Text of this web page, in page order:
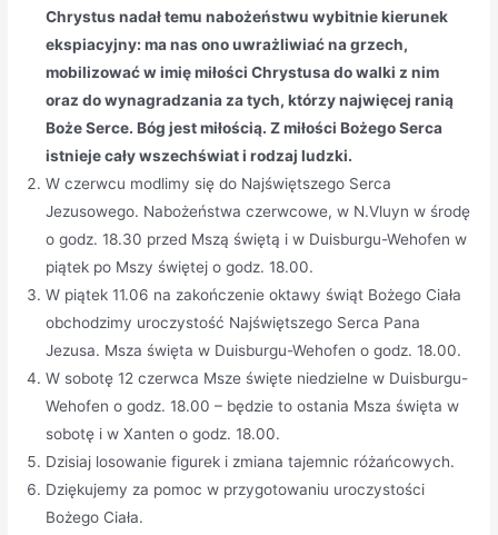
Chrystus nadał temu nabożeństwu wybitnie kierunek
ekspiacyjny: ma nas ono uwrażliwiać na grzech,
mobilizować w imię miłości Chrystusa do walki z nim
oraz do wynagradzania za tych, którzy najwięcej ranią
Boże Serce. Bóg jest miłością. Z miłości Bożego Serca
istnieje cały wszechświat i rodzaj ludzki.
W czerwcu modlimy się do Najświętszego Serca
Jezusowego. Nabożeństwa czerwcowe, w N.Vluyn w środę
o godz. 18.30 przed Mszą świętą i w Duisburgu-Wehofen w
piątek po Mszy świętej o godz. 18.00.
W piątek 11.06 na zakończenie oktawy świąt Bożego Ciała
obchodzimy uroczystość Najświętszego Serca Pana
Jezusa. Msza święta w Duisburgu-Wehofen o godz. 18.00.
W sobotę 12 czerwca Msze święte niedzielne w Duisburgu-
Wehofen o godz. 18.00 – będzie to ostania Msza święta w
sobotę i w Xanten o godz. 18.00.
Dzisiaj losowanie figurek i zmiana tajemnic różańcowych.
Dziękujemy za pomoc w przygotowaniu uroczystości
Bożego Ciała.